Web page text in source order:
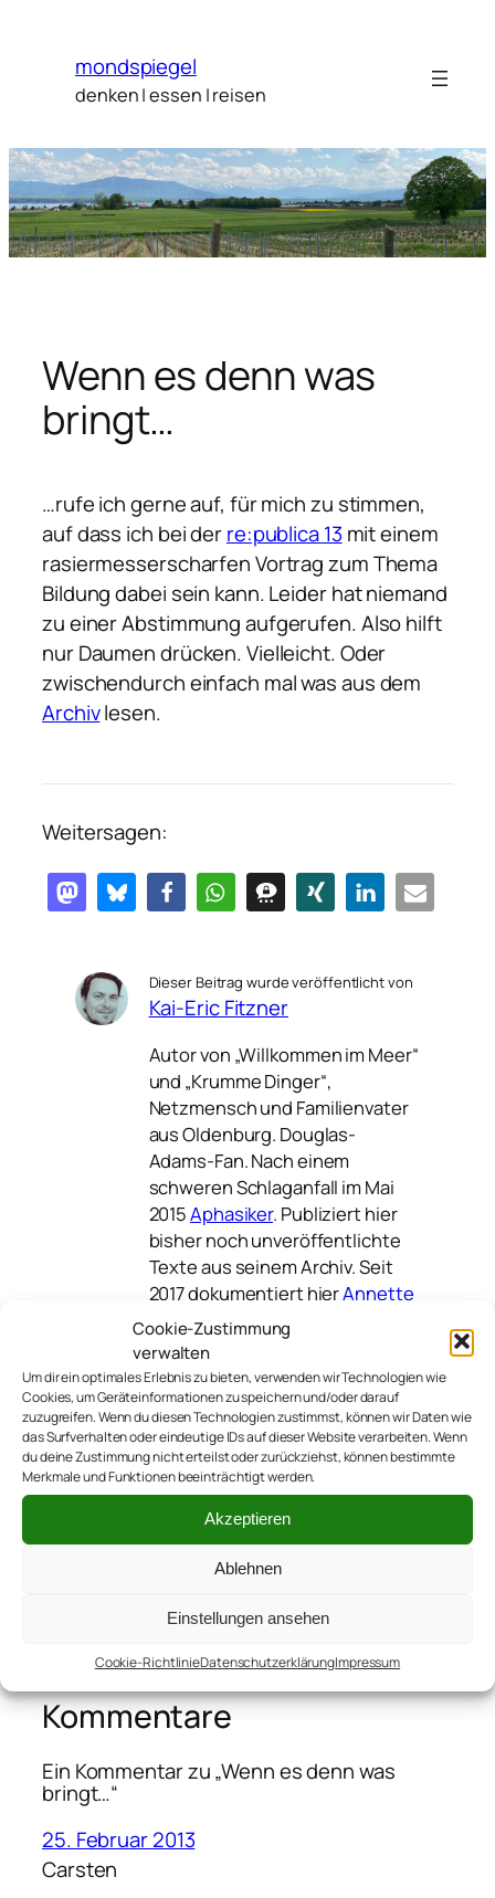
Cookie-Zustimmung
verwalten
Um dir ein optimales Erlebnis zu bieten, verwenden wir Technologien wie
Cookies, um Geräteinformationen zu speichern und/oder darauf
zuzugreifen. Wenn du diesen Technologien zustimmst, können wir Daten wie
das Surfverhalten oder eindeutige IDs auf dieser Website verarbeiten. Wenn
du deine Zustimmung nicht erteilst oder zurückziehst, können bestimmte
Merkmale und Funktionen beeinträchtigt werden.
Akzeptieren
Ablehnen
Einstellungen ansehen
Cookie-RichtlinieDatenschutzerklärungImpressum
springen
mondspiegel
denken | essen | reisen
Wenn es denn was
bringt…
…rufe ich gerne auf, für mich zu stimmen,
auf dass ich bei derre:publica 13 mit einem
rasiermesserscharfen Vortrag zum Thema
Bildung dabei sein kann. Leider hat niemand
zu einer Abstimmung aufgerufen. Also hilft
nur Daumen drücken. Vielleicht. Oder
zwischendurch einfach mal was aus dem
Archivlesen.
Weitersagen:
Dieser Beitrag wurde veröffentlicht von
Kai-Eric Fitzner
Autor von „Willkommen im Meer“
und „Krumme Dinger“,
Netzmensch und Familienvater
aus Oldenburg. Douglas-
Adams-Fan. Nach einem
schweren Schlaganfall im Mai
2015Aphasiker. Publiziert hier
bisher noch unveröffentlichte
Texte aus seinem Archiv. Seit
2017 dokumentiert hierAnnette
in seinem Auftrag seinen Weg.
bildung re:publica
← Pisa Bolognese – Neue
Wege in den Abgrund
Kommentare
Ein Kommentar zu „Wenn es denn was
bringt…“
25. Februar 2013
Carsten